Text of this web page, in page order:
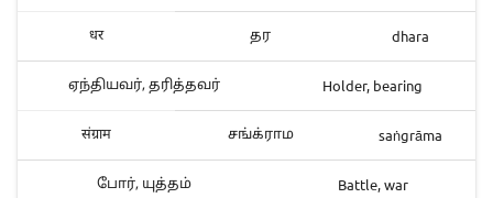
धर தர dhara
ஏந்தியவர், தரித்தவர் Holder, bearing
संग्राम சங்க்ராம saṅgrāma
போர், யுத்தம் Battle, war